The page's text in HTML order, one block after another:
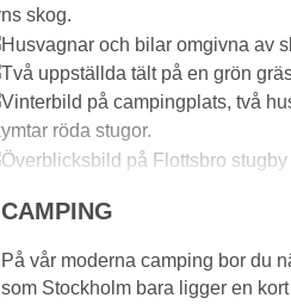
CAMPING
På vår moderna camping bor du
som Stockholm bara ligger en